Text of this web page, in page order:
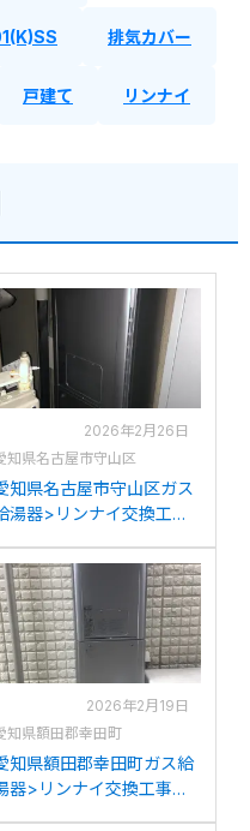
排気カバー
戸建て リンナイ
2026年2月26日
知県名古屋市守山区
知県名古屋市守山区ガス
湯器>リンナイ交換工事
6からリンナイ
E2408SAW2-6(A)へ
交換
2026年2月19日
知県額田郡幸田町
知県額田郡幸田町ガス給
器>リンナイ交換工事施